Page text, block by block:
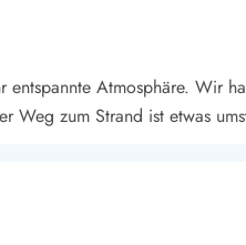
entspannte Atmosphäre. Wir
Weg zum Strand ist etwas